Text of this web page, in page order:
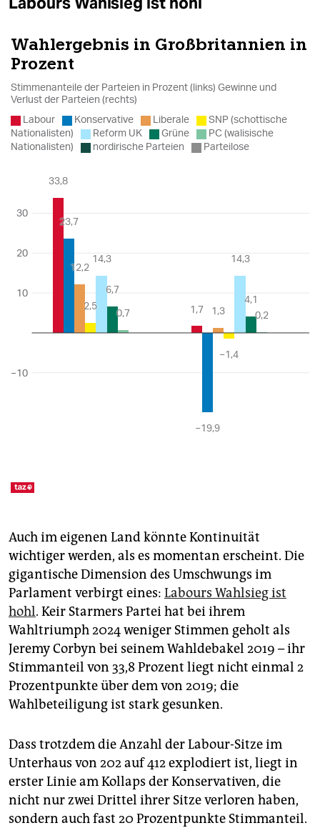
Auch im eigenen Land könnte Kontinuität
wichtiger werden, als es momentan erscheint. Die
gigantische Dimension des Umschwungs im
Parlament verbirgt eines: Labours Wahlsieg ist
hohl. Keir Starmers Partei hat bei ihrem
Wahltriumph 2024 weniger Stimmen geholt als
Jeremy Corbyn bei seinem Wahldebakel 2019 – ihr
Stimmanteil von 33,8 Prozent liegt nicht einmal 2
Prozentpunkte über dem von 2019; die
Wahlbeteiligung ist stark gesunken.
Dass trotzdem die Anzahl der Labour-Sitze im
Unterhaus von 202 auf 412 explodiert ist, liegt in
erster Linie am Kollaps der Konservativen, die
nicht nur zwei Drittel ihrer Sitze verloren haben,
sondern auch fast 20 Prozentpunkte Stimmanteil.